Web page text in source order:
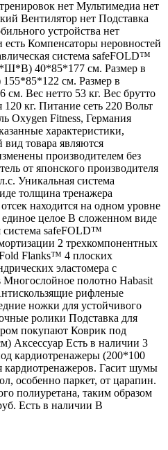
нет Мультимедиа нет
Вентилятор нет Подставка
устройства нет
Компенсаторы неровностей
система safeFOLD™
40*85*177 см. Размер в
см. Размер в
Вес нетто 53 кг. Вес брутто
120 кг. Питание сеть 220 Вольт
Oxygen Fitness, Германия
характеристики,
товара являются
производителем без
от японского производителя
Уникальная система
толщина тренажера
находится на одном уровне
целое В сложенном виде
система safeFOLD™
2 трехкомпонентных
Flanks™ 4 плоских
эластомера с
полотно Habasit
рифленые
ножки для устойчивого
ролики Подставка для
покупают Коврик под
Аксессуар Есть в наличии 3
кардиотренажеры (200*100
Гасит шумы
особенно паркет, от царапин.
полиуретана, таким образом
Есть в наличии В